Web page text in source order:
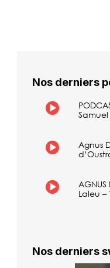
Nos derniers
Samuel
Agnus
Laleu –
Nos derniers